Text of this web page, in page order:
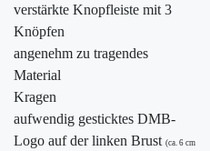
verstärkte Knopfleiste mit 3
Knöpfen
angenehm zu tragendes
Material
Kragen
aufwendig gesticktes DMB-
Logo auf der linken Brust (ca. 6 cm